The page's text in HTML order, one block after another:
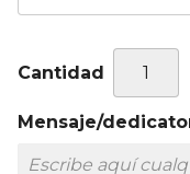
Cantidad
Mensaje/